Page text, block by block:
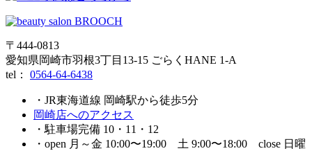
〒444-0813
愛知県岡崎市羽根3丁目13‐15 ごらくHANE 1-A
tel： 0564-64-6438
・JR東海道線 岡崎駅から徒歩5分
岡崎店へのアクセス
・駐車場完備 10・11・12
・open 月～金 10:00〜19:00 土 9:00〜18:00 close 日曜